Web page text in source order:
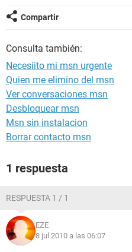
Compartir
Consulta también:
Necesiito mi msn urgente
Quien me elimino del msn
Ver conversaciones msn
Desbloquear msn
Msn sin instalacion
Borrar contacto msn
1 respuesta
RESPUESTA 1 / 1
EZE
8 jul 2010 a las 06:07